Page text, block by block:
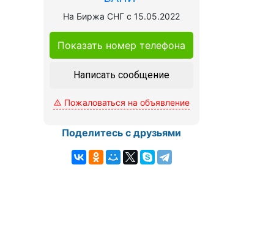
На Биржа СНГ с 15.05.2022
Показать номер телефона
Написать сообщение
Пожаловаться на объявление
Поделитесь с друзьями